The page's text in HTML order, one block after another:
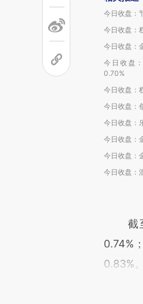
今日收盘：
今日收盘：
今日收盘：
今日收盘
0.70%
今日收盘：
今日收盘：
今日收盘：
今日收盘：
今日收盘：
今日收盘：
截
0.74%；
0.83%。